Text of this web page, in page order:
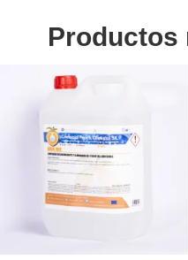
Productos